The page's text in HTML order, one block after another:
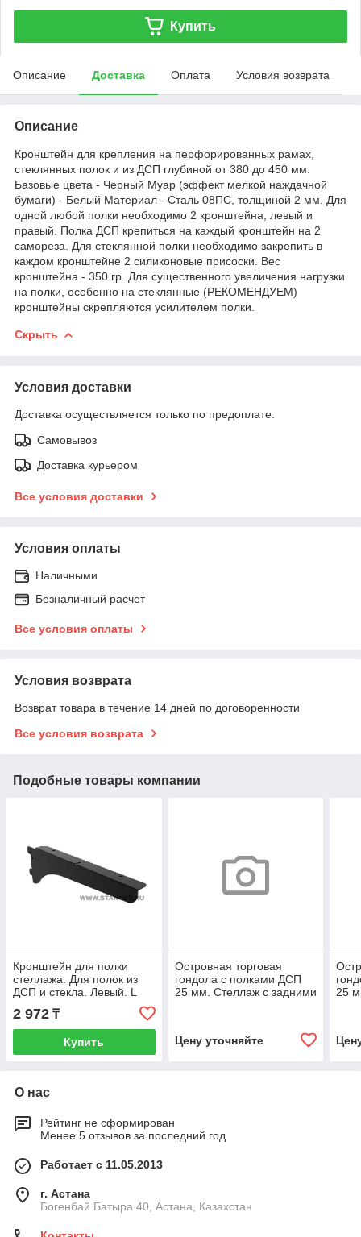
Купить
Описание Доставка Оплата Условия возврата
Описание
Кронштейн для крепления на перфорированных рамах,
стеклянных полок и из ДСП глубиной от 380 до 450 мм.
Базовые цвета - Черный Муар (эффект мелкой наждачной
бумаги) - Белый Материал - Сталь 08ПС, толщиной 2 мм. Для
одной любой полки необходимо 2 кронштейна, левый и
правый. Полка ДСП крепиться на каждый кронштейн на 2
самореза. Для стеклянной полки необходимо закрепить в
каждом кронштейне 2 силиконовые присоски. Вес
кронштейна - 350 гр. Для существенного увеличения нагрузки
на полки, особенно на стеклянные (РЕКОМЕНДУЕМ)
кронштейны скрепляются усилителем полки.
Скрыть
Условия доставки
Доставка осуществляется только по предоплате.
Самовывоз
Доставка курьером
Все условия доставки
Условия оплаты
Наличными
Безналичный расчет
Все условия оплаты
Условия возврата
Возврат товара в течение 14 дней по договоренности
Все условия возврата
Подобные товары компании
Кронштейн для полки
стеллажа. Для полок из
ДСП и стекла. Левый. L
-370 мм. "Легкая серия"
2 972 ₸
Купить
Островная торговая
гондола с полками ДСП
25 мм. Стеллаж с задними
Цену уточняйте
25
О нас
Рейтинг не сформирован
Менее 5 отзывов за последний год
Работает с 11.05.2013
г. Астана
Богенбай Батыра 40, Астана, Казахстан